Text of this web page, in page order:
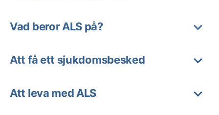
Vad beror ALS på?
Att få ett sjukdomsbesked
Att leva med ALS